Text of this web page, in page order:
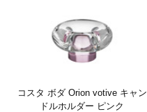
コスタ ボダ Orion votive キャン
ドルホルダー ピンク